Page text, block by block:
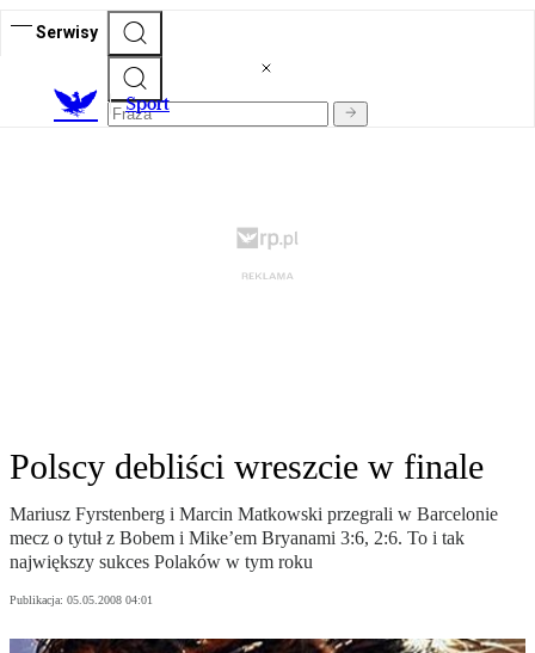
Serwisy
Sport
Polscy debliści wreszcie w finale
Mariusz Fyrstenberg i Marcin Matkowski przegrali w Barcelonie
mecz o tytuł z Bobem i Mike’em Bryanami 3:6, 2:6. To i tak
największy sukces Polaków w tym roku
Publikacja: 05.05.2008 04:01